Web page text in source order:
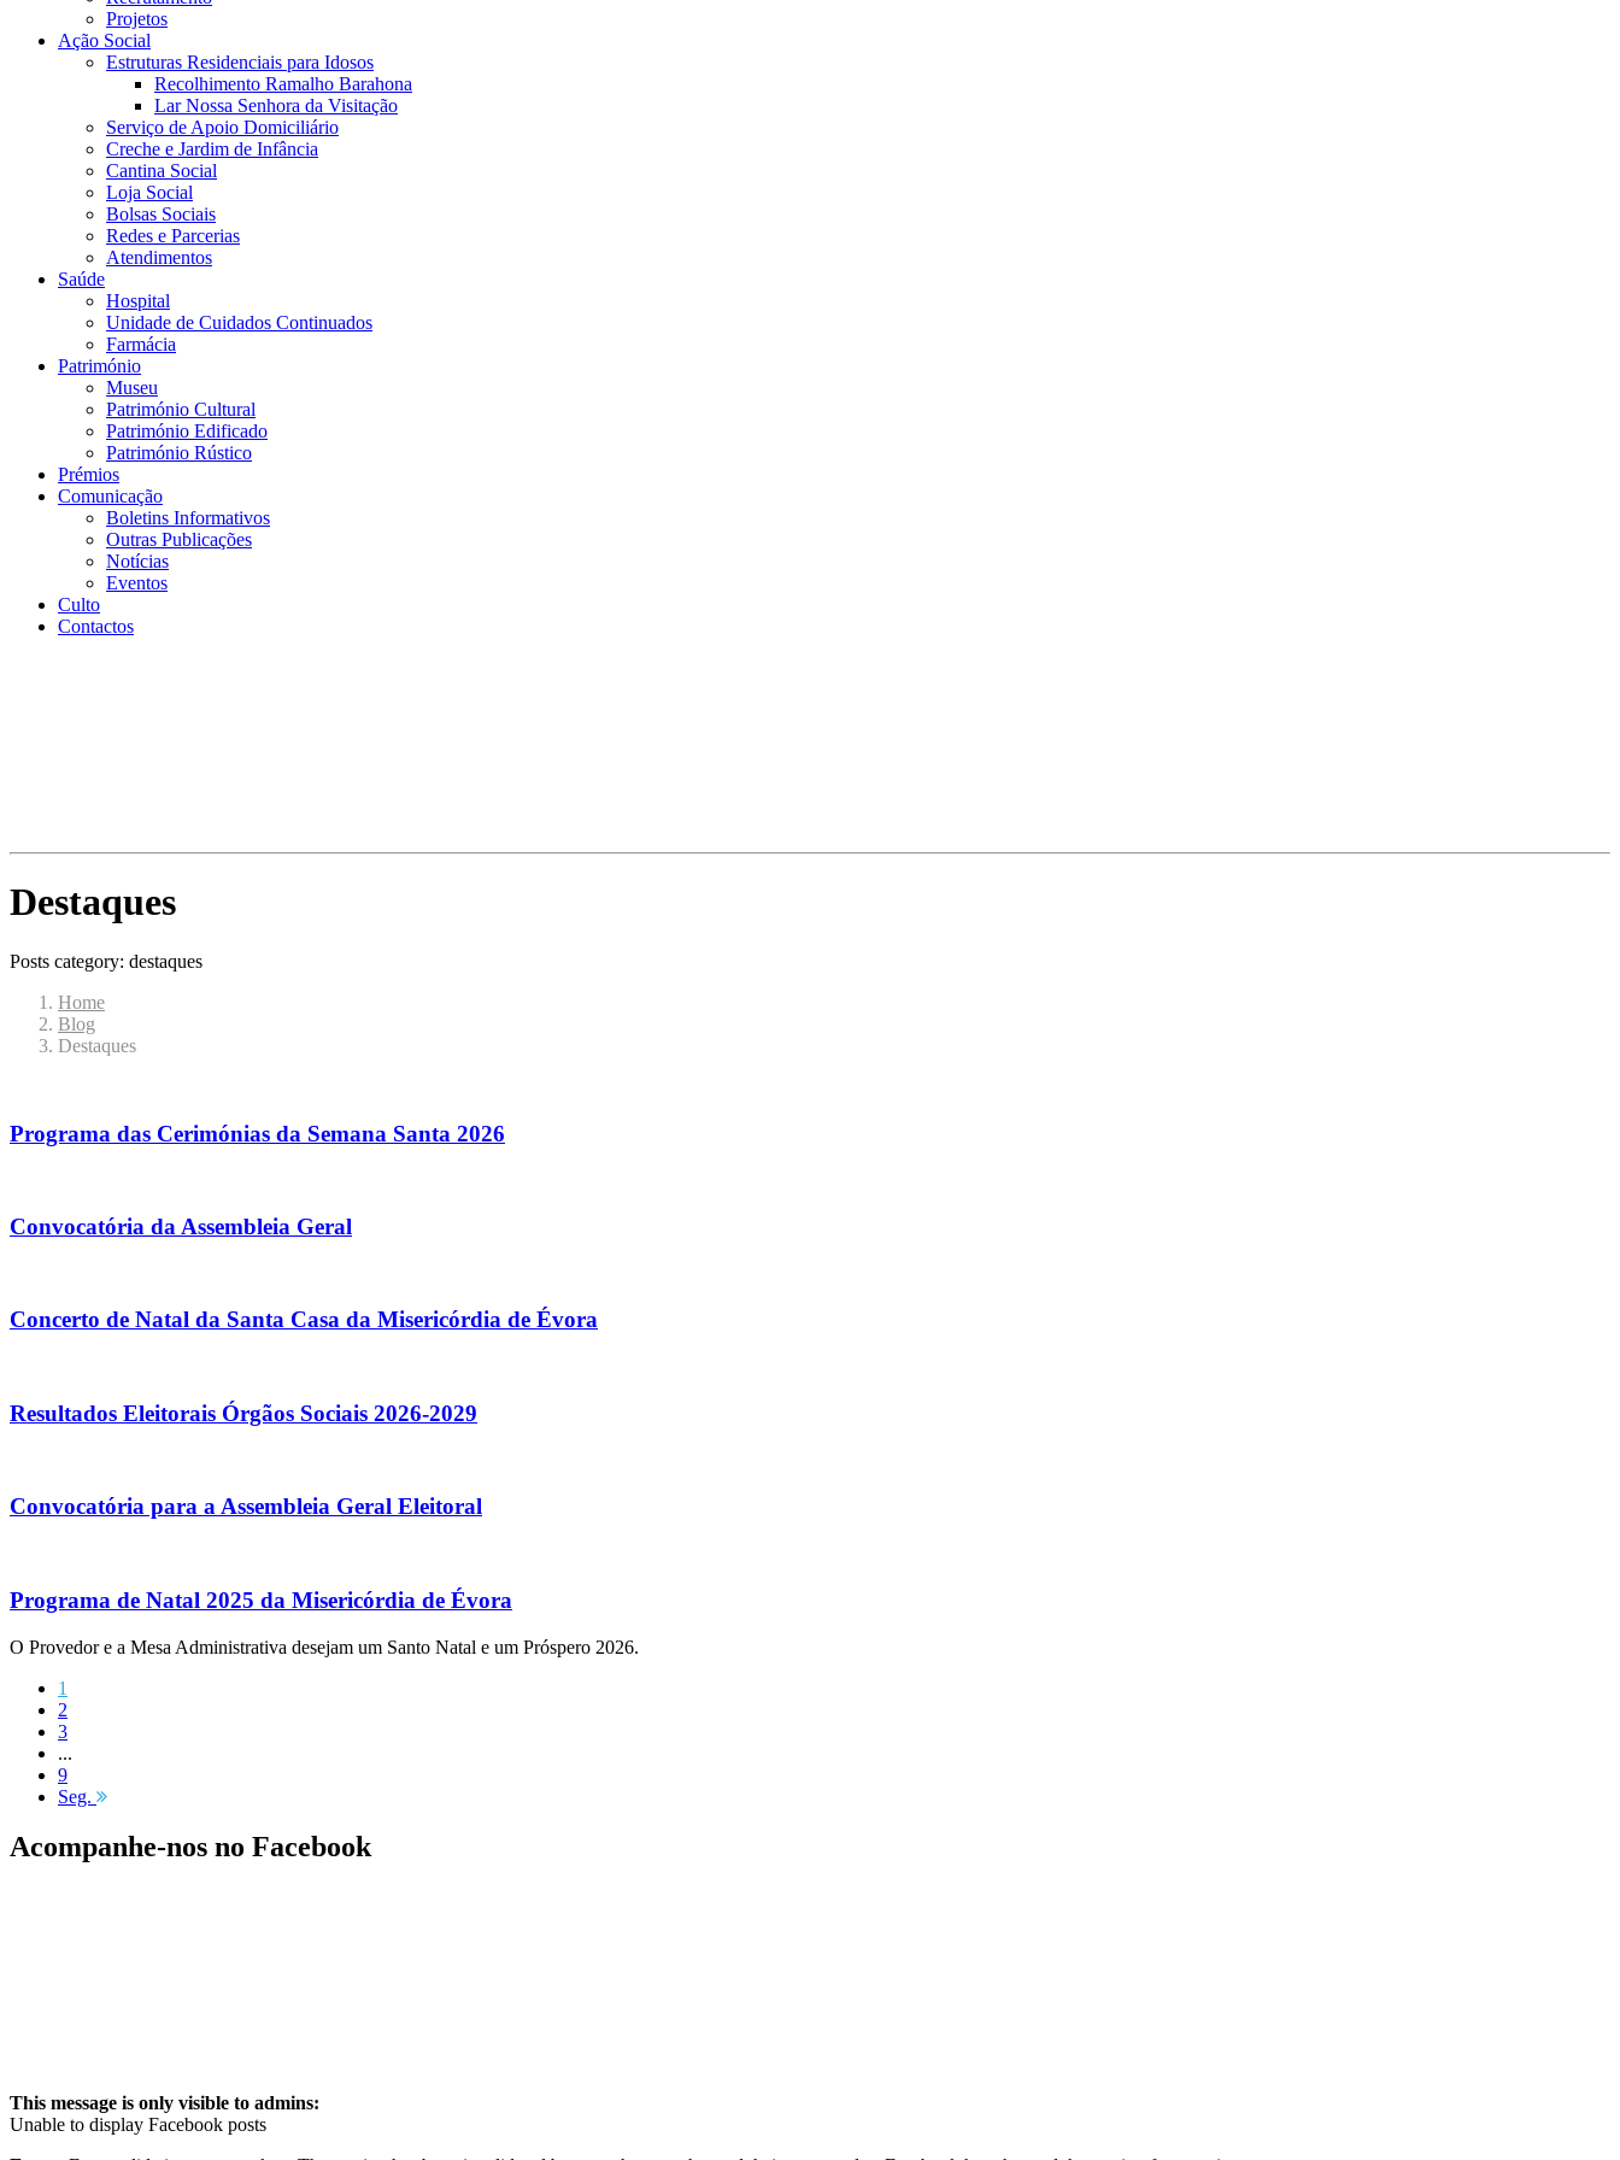
Projetos
Ação Social
Estruturas Residenciais para Idosos
Recolhimento Ramalho Barahona
Lar Nossa Senhora da Visitação
Serviço de Apoio Domiciliário
Creche e Jardim de Infância
Cantina Social
Loja Social
Bolsas Sociais
Redes e Parcerias
Atendimentos
Saúde
Hospital
Unidade de Cuidados Continuados
Farmácia
Património
Museu
Património Cultural
Património Edificado
Património Rústico
Prémios
Comunicação
Boletins Informativos
Outras Publicações
Notícias
Eventos
Culto
Contactos
Destaques
Posts category: destaques
Home
Blog
Destaques
Programa das Cerimónias da Semana Santa 2026
Convocatória da Assembleia Geral
Concerto de Natal da Santa Casa da Misericórdia de Évora
Resultados Eleitorais Órgãos Sociais 2026-2029
Convocatória para a Assembleia Geral Eleitoral
Programa de Natal 2025 da Misericórdia de Évora
O Provedor e a Mesa Administrativa desejam um Santo Natal e um Próspero 2026.
1
2
3
...
9
Seg.
Acompanhe-nos no Facebook
This message is only visible to admins:
Unable to display Facebook posts